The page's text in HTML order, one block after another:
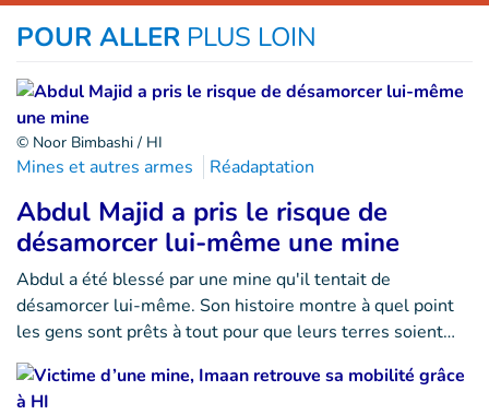
POUR ALLER PLUS LOIN
© Noor Bimbashi / HI
Mines et autres armes Réadaptation
Abdul Majid a pris le risque de
désamorcer lui-même une mine
Abdul a été blessé par une mine qu'il tentait de
désamorcer lui-même. Son histoire montre à quel point
les gens sont prêts à tout pour que leurs terres soient…